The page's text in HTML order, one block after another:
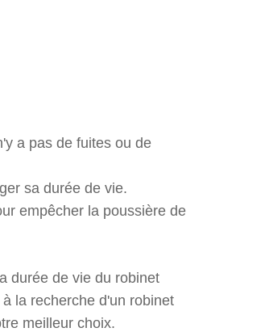
a pas de fuites ou de
sa durée de vie.
empêcher la poussière de
durée de vie du robinet
la recherche d'un robinet
meilleur choix.